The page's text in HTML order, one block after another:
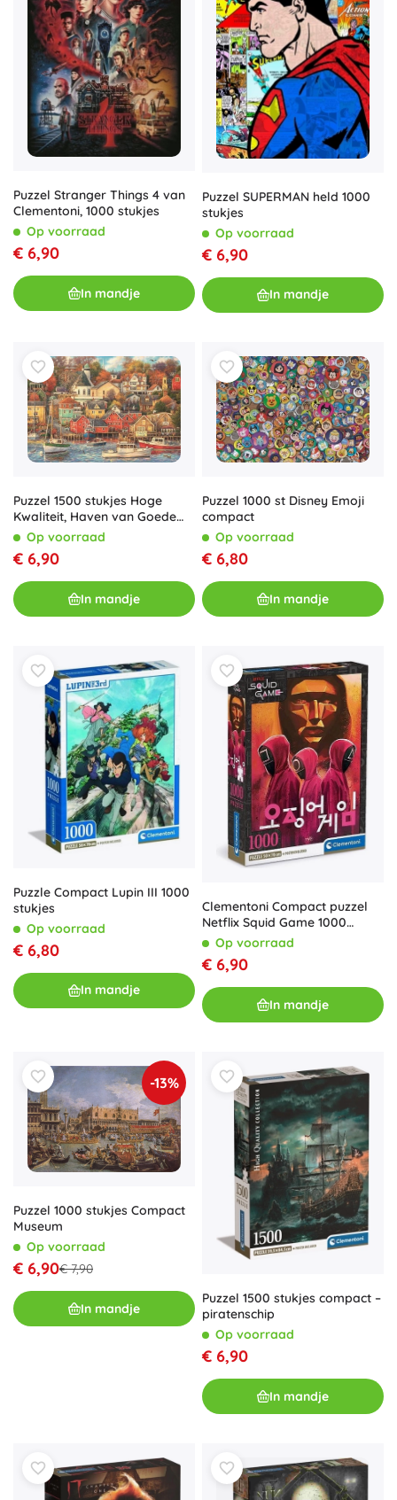
Puzzel Stranger Things 4 van
Clementoni, 1000 stukjes
Op voorraad
€ 6,90
In mandje
Puzzel SUPERMAN held 1000
stukjes
Op voorraad
€ 6,90
In mandje
Puzzel 1500 stukjes Hoge
Kwaliteit, Haven van Goede
Tijden
Op voorraad
€ 6,90
In mandje
Puzzel 1000 st Disney Emoji
compact
Op voorraad
€ 6,80
In mandje
Puzzle Compact Lupin III 1000
stukjes
Op voorraad
€ 6,80
In mandje
Clementoni Compact puzzel
Netflix Squid Game 1000
stukjes
Op voorraad
€ 6,90
In mandje
-13%
Puzzel 1000 stukjes Compact
Museum
Op voorraad
€ 6,90€ 7,90
In mandje
Puzzel 1500 stukjes compact –
piratenschip
Op voorraad
€ 6,90
In mandje